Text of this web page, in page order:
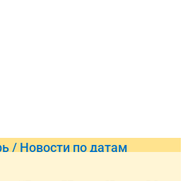
/ Новости по датам